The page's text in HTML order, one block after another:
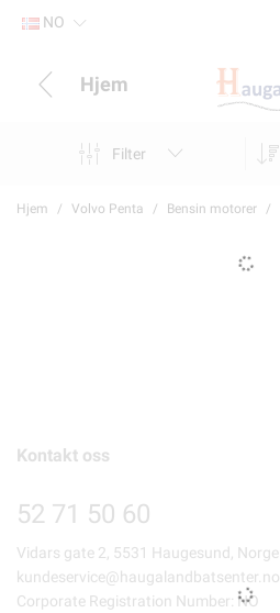
NO
Hjem
Filter
Hjem Volvo Penta Bensin motorer
Kontakt oss
52 71 50 60
Vidars gate 2, 5531 Haugesund, Norge
kundeservice@haugalandbatsenter.no
Corporate Registration Number: NO